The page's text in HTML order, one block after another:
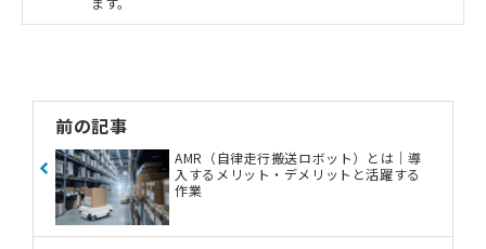
前の記事
AMR（自律走行搬送ロボット）とは｜導
入するメリット・デメリットと活躍する
作業